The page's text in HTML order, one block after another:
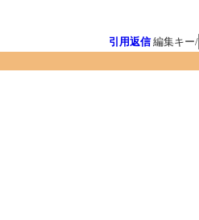
引用返信 編集キー/